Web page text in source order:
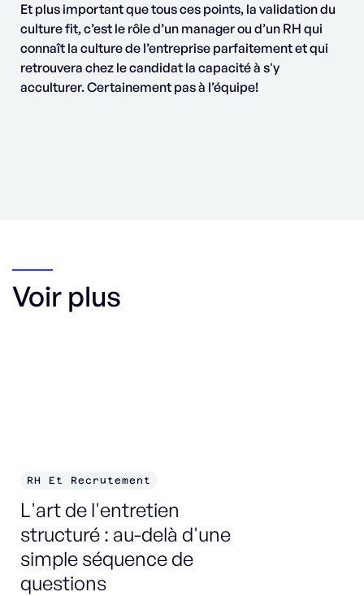
Et plus important que tous ces points, la validation du
culture fit, c’est le rôle d’un manager ou d’un RH qui
connaît la culture de l’entreprise parfaitement et qui
retrouvera chez le candidat la capacité à s'y
acculturer. Certainement pas à l’équipe!
Voir plus
RH Et Recrutement
L'art de l'entretien
structuré : au-delà d'une
simple séquence de
questions